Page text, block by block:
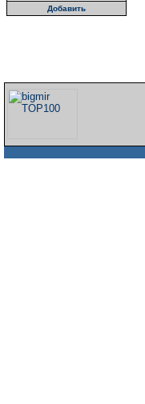
Добавить